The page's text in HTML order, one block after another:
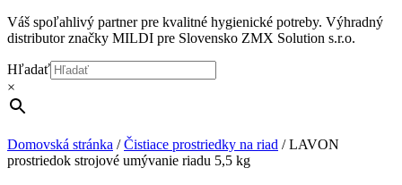
Váš spoľahlivý partner pre kvalitné hygienické potreby. Výhradný
distributor značky MILDI pre Slovensko ZMX Solution s.r.o.
Hľadať
×
Domovská stránka /Čistiace prostriedky na riad /LAVON
prostriedok strojové umývanie riadu 5,5 kg